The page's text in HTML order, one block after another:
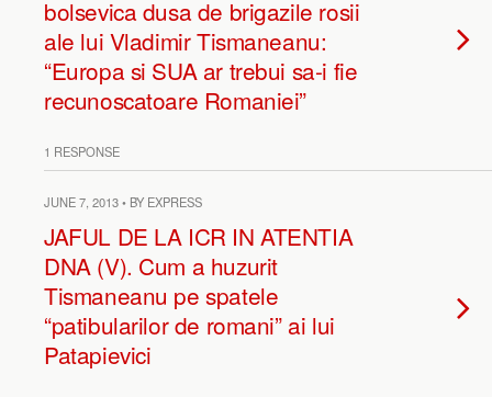
bolsevica dusa de brigazile rosii
ale lui Vladimir Tismaneanu:
“Europa si SUA ar trebui sa-i fie
recunoscatoare Romaniei”
1 RESPONSE
JUNE 7, 2013 • BY EXPRESS
JAFUL DE LA ICR IN ATENTIA
DNA (V). Cum a huzurit
Tismaneanu pe spatele
“patibularilor de romani” ai lui
Patapievici